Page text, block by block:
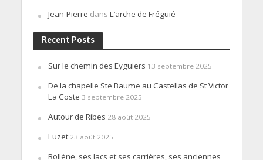
Jean-Pierre dans L’arche de Fréguié
Recent Posts
Sur le chemin des Eyguiers 13 septembre 2025
De la chapelle Ste Baume au Castellas de St Victor
La Coste 3 septembre 2025
Autour de Ribes 28 août 2025
Luzet 23 août 2025
Bollène, ses lacs et ses carrières, ses anciennes